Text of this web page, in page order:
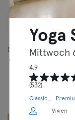
05:00
Kurse
Yoga
Mittwoch
4.9
(532)
Classic
Vivien